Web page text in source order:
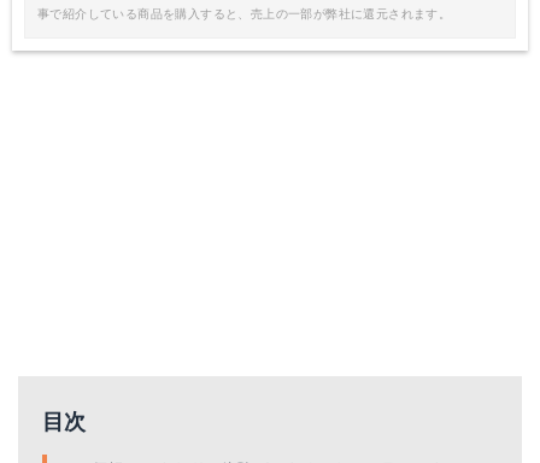
事で紹介している商品を購入すると、売上の一部が弊社に還元されます。
目次